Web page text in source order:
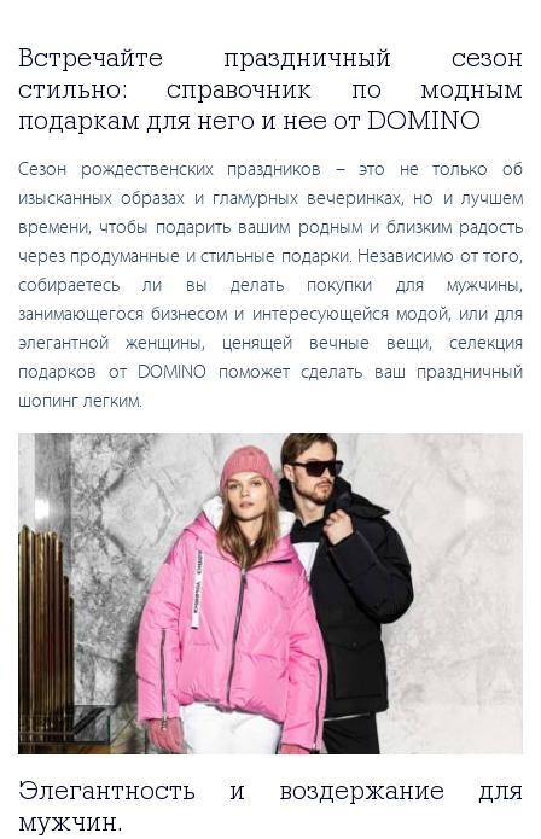
Встречайте праздничный сезон
стильно: справочник по модным
подаркам для него и нее от DOMINO
Сезон рождественских праздников – это не только об
изысканных образах и гламурных вечеринках, но и лучшем
времени, чтобы подарить вашим родным и близким радость
через продуманные и стильные подарки. Независимо от того,
собираетесь ли вы делать покупки для мужчины,
занимающегося бизнесом и интересующейся модой, или для
элегантной женщины, ценящей вечные вещи, селекция
подарков от DOMINO поможет сделать ваш праздничный
шопинг легким.
Элегантность и воздержание для
мужчин.